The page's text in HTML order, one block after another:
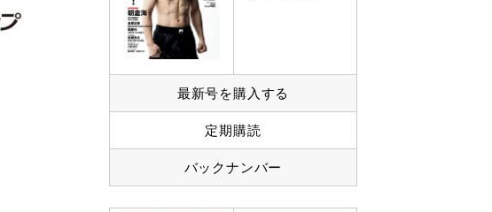
最新号を購入する
定期購読
バックナンバー